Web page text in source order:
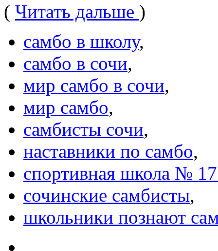
( Читать дальше )
самбо в школу,
самбо в сочи,
мир самбо в сочи,
мир самбо,
самбисты сочи,
наставники по самбо,
спортивная школа №
сочинские самбисты,
школьники познают